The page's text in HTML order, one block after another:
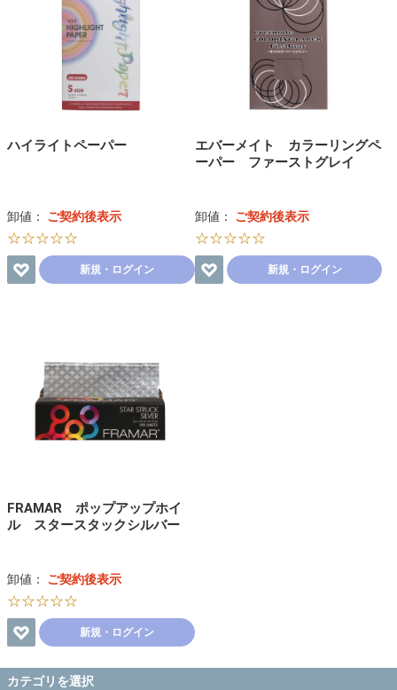
カテゴリを選択
ハイライトペーパー
卸値： ご契約後表示
☆☆☆☆☆
新規・ログイン
エバーメイト カラーリングペ
ーパー ファーストグレイ
卸値： ご契約後表示
☆☆☆☆☆
新規・ログイン
FRAMAR ポップアップホイ
ル スタースタックシルバー
卸値： ご契約後表示
☆☆☆☆☆
新規・ログイン